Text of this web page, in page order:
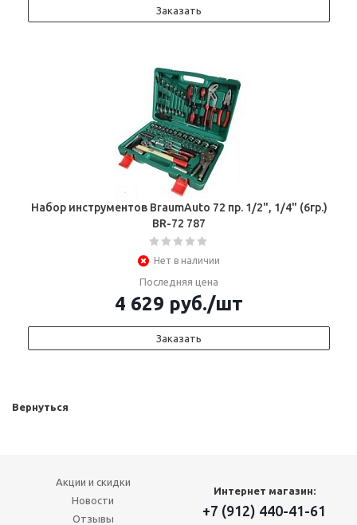
Заказать
Набор инструментов BraumAuto 72 пр. 1/2", 1/4" (6гр.)
BR-72 787
Нет в наличии
Последняя цена
4 629 руб./шт
Заказать
Вернуться
Акции и скидки
Новости
Отзывы
Интернет магазин:
+7 (912) 440-41-61